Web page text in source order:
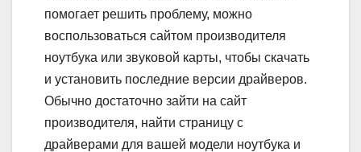
помогает решить проблему, можно
воспользоваться сайтом производителя
ноутбука или звуковой карты, чтобы скачать
и установить последние версии драйверов.
Обычно достаточно зайти на сайт
производителя, найти страницу с
драйверами для вашей модели ноутбука и